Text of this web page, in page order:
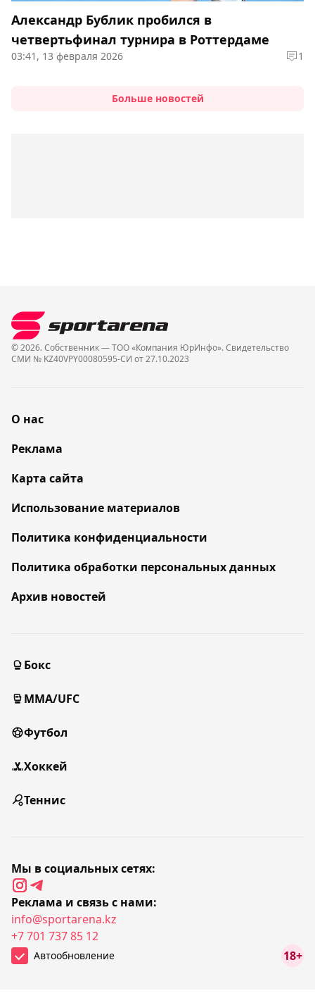
Александр Бублик пробился в
четвертьфинал турнира в Роттердаме
03:41, 13 февраля 2026 1
Больше новостей
© 2026. Собственник — ТОО «Компания ЮрИнфо». Cвидетельство
СМИ № KZ40VPY00080595-СИ от 27.10.2023
О нас
Реклама
Карта сайта
Использование материалов
Политика конфиденциальности
Политика обработки персональных данных
Архив новостей
Бокс
MMA/UFC
Футбол
Хоккей
Теннис
Мы в социальных сетях:
Реклама и связь с нами:
info@sportarena.kz
+7 701 737 85 12
Автообновление 18+